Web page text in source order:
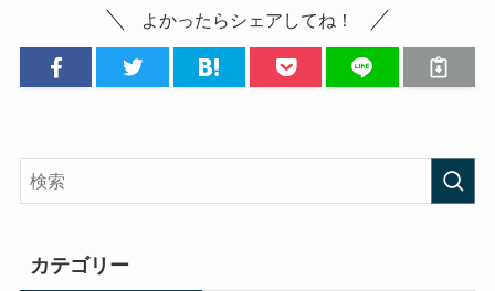
よかったらシェアしてね！
カテゴリー